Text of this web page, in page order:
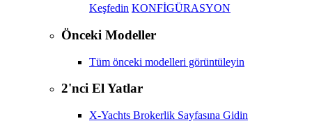
Keşfedin KONFİGÜRASYON
Önceki Modeller
Tüm önceki modelleri görüntüleyin
2'nci El Yatlar
X-Yachts Brokerlik Sayfasına Gidin